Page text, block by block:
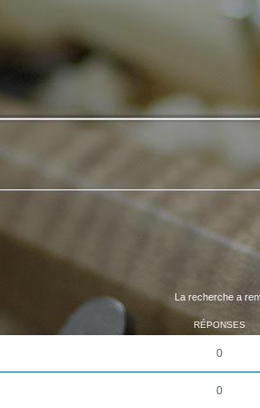
La recherche a
RÉPONSES
0
0